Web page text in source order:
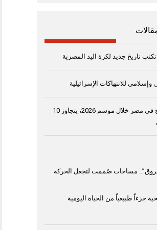
تاريخ جديد لكرة اليد المصرية
للانتهاكات الإسرائيلية
إنتاج القمح في مصر خلال موسم 2026، يتجاوز 10
مساحات صُممت لتجعل الحركة
جزءاً طبيعياً من الحياة اليومية